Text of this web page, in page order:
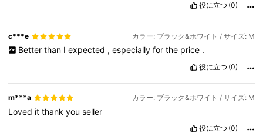
役に立つ (0)
c***e カラー: ブラック&ホワイト / サイズ: M
Better than I expected , especially for the price .
役に立つ (0)
m***a カラー: ブラック&ホワイト / サイズ: M
Loved itthankyouseller
役に立つ (0)